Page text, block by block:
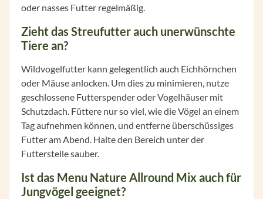
oder nasses Futter regelmäßig.
Zieht das Streufutter auch unerwünschte
Tiere an?
Wildvogelfutter kann gelegentlich auch Eichhörnchen
oder Mäuse anlocken. Um dies zu minimieren, nutze
geschlossene Futterspender oder Vogelhäuser mit
Schutzdach. Füttere nur so viel, wie die Vögel an einem
Tag aufnehmen können, und entferne überschüssiges
Futter am Abend. Halte den Bereich unter der
Futterstelle sauber.
Ist das Menu Nature Allround Mix auch für
Jungvögel geeignet?